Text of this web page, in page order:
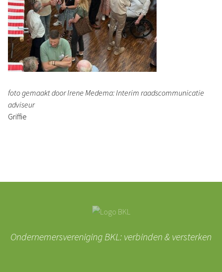
foto gemaakt door Irene Medema: Interim raadscommunicatie
adviseur
Griffie
Ondernemersvereniging BKL: verbinden & versterken